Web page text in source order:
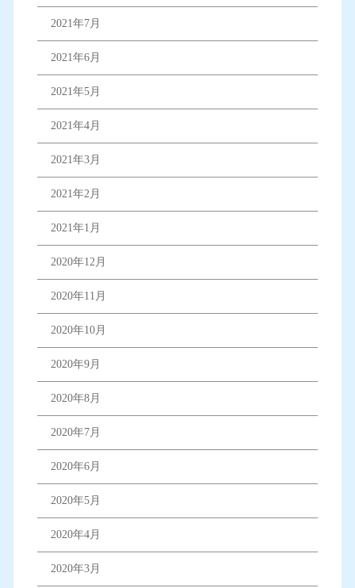
2021年7月
2021年6月
2021年5月
2021年4月
2021年3月
2021年2月
2021年1月
2020年12月
2020年11月
2020年10月
2020年9月
2020年8月
2020年7月
2020年6月
2020年5月
2020年4月
2020年3月